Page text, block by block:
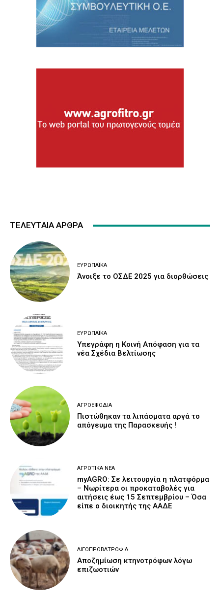
ΤΕΛΕΥΤΑΙΑ ΑΡΘΡΑ
ΕΥΡΩΠΑΪΚΆ
Άνοιξε το ΟΣΔΕ 2025 για διορθώσεις
ΕΥΡΩΠΑΪΚΆ
Υπεγράφη η Κοινή Απόφαση για τα
νέα Σχέδια Βελτίωσης
ΑΓΡΟΕΦΌΔΙΑ
Πιστώθηκαν τα λιπάσματα αργά το
απόγευμα της Παρασκευής !
ΑΓΡΟΤΙΚΆ ΝΈΑ
myAGRO: Σε λειτουργία η πλατφόρμα
– Νωρίτερα οι προκαταβολές για
αιτήσεις έως 15 Σεπτεμβρίου – Όσα
είπε ο διοικητής της ΑΑΔΕ
ΑΙΓΟΠΡΟΒΑΤΡΟΦΊΑ
Αποζημίωση κτηνοτρόφων λόγω
επιζωοτιών